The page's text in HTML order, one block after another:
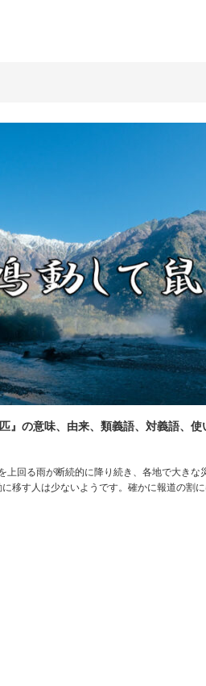
』の意味、由来、類義語、対義語、
回る雨が断続的に降り続き、各地で大きな
移す人は少ないようです。確かに報道の割